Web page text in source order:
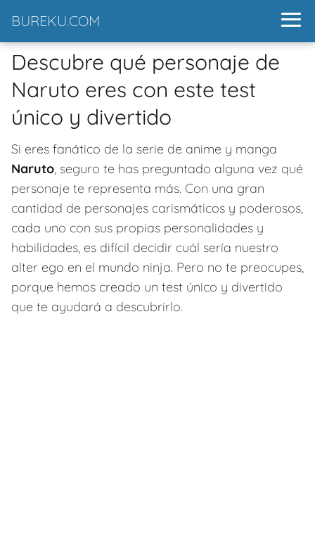
BUREKU.COM
Descubre qué personaje de
Naruto eres con este test
único y divertido
Si eres fanático de la serie de anime y manga
Naruto, seguro te has preguntado alguna vez qué
personaje te representa más. Con una gran
cantidad de personajes carismáticos y poderosos,
cada uno con sus propias personalidades y
habilidades, es difícil decidir cuál sería nuestro
alter ego en el mundo ninja. Pero no te preocupes,
porque hemos creado un test único y divertido
que te ayudará a descubrirlo.